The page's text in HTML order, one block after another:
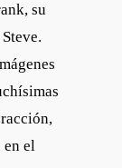
su
en el